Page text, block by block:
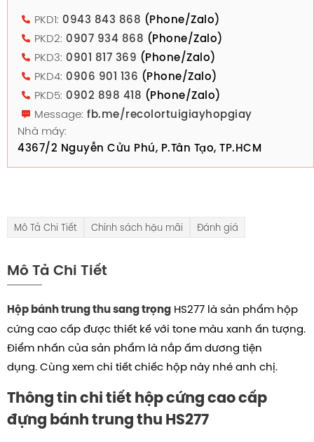
PKD1: 0943 843 868 (Phone/Zalo)
PKD2: 0907 934 868 (Phone/Zalo)
PKD3: 0901 817 369 (Phone/Zalo)
PKD4: 0906 901 136 (Phone/Zalo)
PKD5: 0902 898 418 (Phone/Zalo)
Message: fb.me/recolortuigiayhopgiay
Nhà máy:
4367/2 Nguyễn Cửu Phú, P.Tân Tạo, TP.HCM
Mô Tả Chi Tiết Chính sách hậu mãi Đánh giá
Mô Tả Chi Tiết
Hộp bánh trung thu sang trọng HS277 là sản phẩm hộp
cứng cao cấp được thiết kế với tone màu xanh ấn tượng.
Điểm nhấn của sản phẩm là nắp ấm dương tiện
dụng.Cùng xem chi tiết chiếc hộp này nhé anh chị.
Thông tin chi tiết hộp cứng cao cấp
đựng bánh trung thu HS277